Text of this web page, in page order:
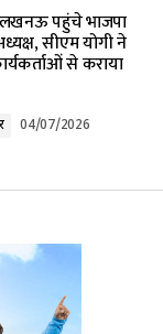
लखनऊ पहुंचे भाजपा
सीएम योगी ने
से कराया
04/07/2026